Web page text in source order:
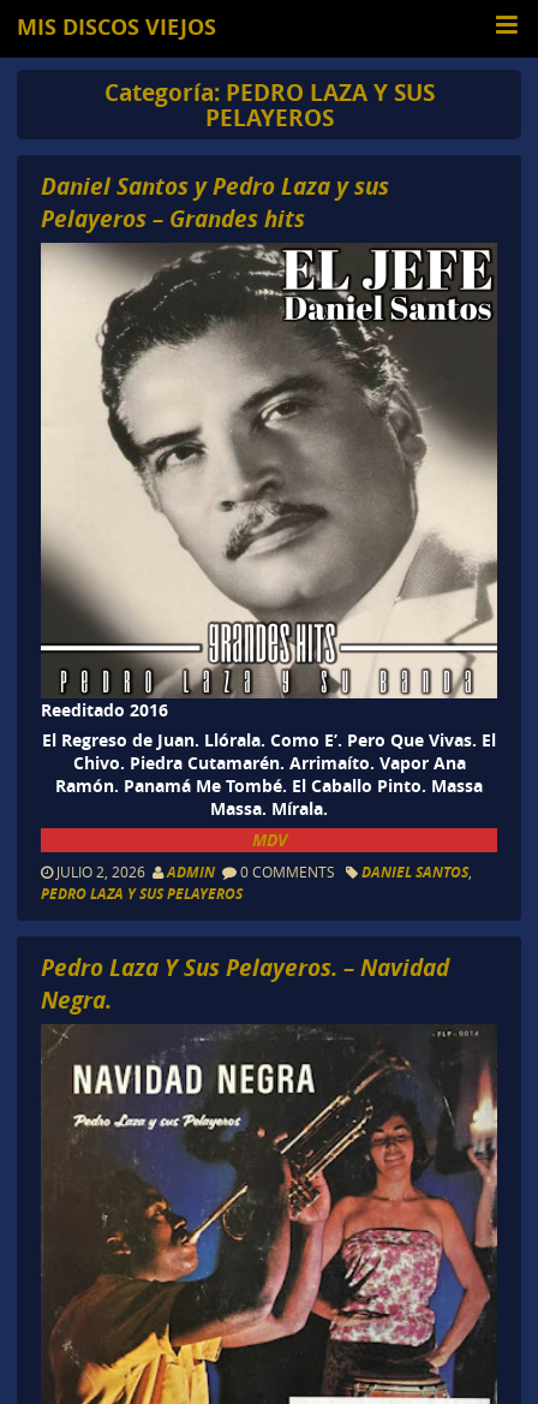
MIS DISCOS VIEJOS
Categoría: PEDRO LAZA Y SUS
PELAYEROS
Daniel Santos y Pedro Laza y sus
Pelayeros – Grandes hits
Reeditado 2016
El Regreso de Juan. Llórala. Como E’. Pero Que Vivas. El
Chivo. Piedra Cutamarén. Arrimaíto. Vapor Ana
Ramón. Panamá Me Tombé. El Caballo Pinto. Massa
Massa. Mírala.
MDV
JULIO 2, 2026 ADMIN 0 COMMENTS DANIEL SANTOS,
PEDRO LAZA Y SUS PELAYEROS
Pedro Laza Y Sus Pelayeros. – Navidad
Negra.